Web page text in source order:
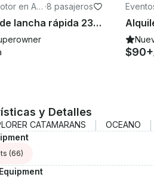
en Arr ·8 pasajeros
Alquiler de lancha rápida 23' Madame - Sirena FS en Arraial do Cabo, Brasil
$90+
y Detalles
CATAMARANS OCEANO
(66)